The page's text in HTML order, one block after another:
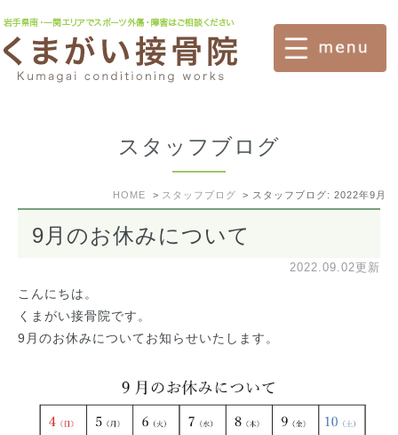
スタッフブログ
HOME スタッフブログ スタッフブログ: 2022年9月
9月のお休みについて
2022.09.02更新
こんにちは。
くまがい接骨院です。
9月のお休みについてお知らせいたします。